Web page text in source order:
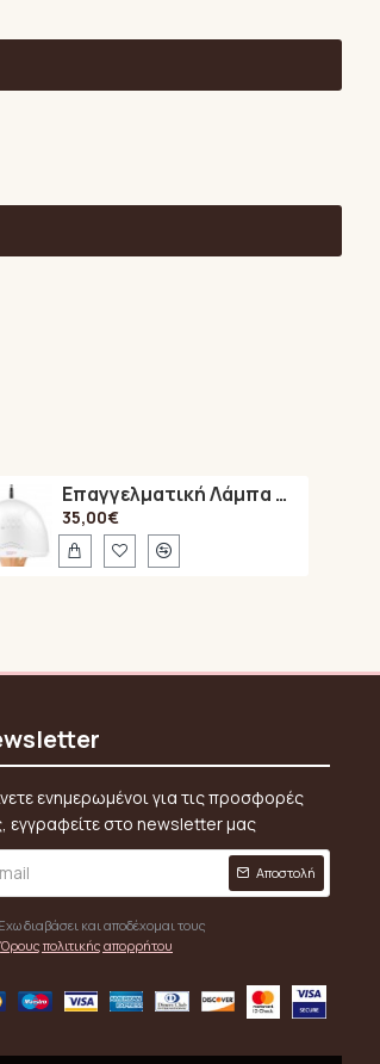
Επαγγελματική Λάμπα Πολυμερισμού 48Watt UV / LED SUN ONE
35,00€
ενημερωμένοι για τις προσφορές
εγγραφείτε στο newsletter μας
Αποστολή
διαβάσει και αποδέχομαι τους
Όρους πολιτικής απορρήτου